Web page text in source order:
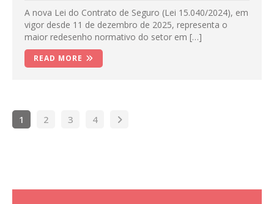
A nova Lei do Contrato de Seguro (Lei 15.040/2024), em
vigor desde 11 de dezembro de 2025, representa o
maior redesenho normativo do setor em […]
READ MORE
1 2 3 4